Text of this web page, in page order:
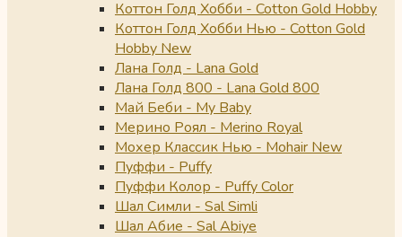
Коттон Голд Хобби - Cotton Gold Hobby
Коттон Голд Хобби Нью - Cotton Gold
Hobby New
Лана Голд - Lana Gold
Лана Голд 800 - Lana Gold 800
Май Беби - My Baby
Мерино Роял - Merino Royal
Мохер Классик Нью - Mohair New
Пуффи - Puffy
Пуффи Колор - Puffy Color
Шал Симли - Sal Simli
Шал Абие - Sal Abiye